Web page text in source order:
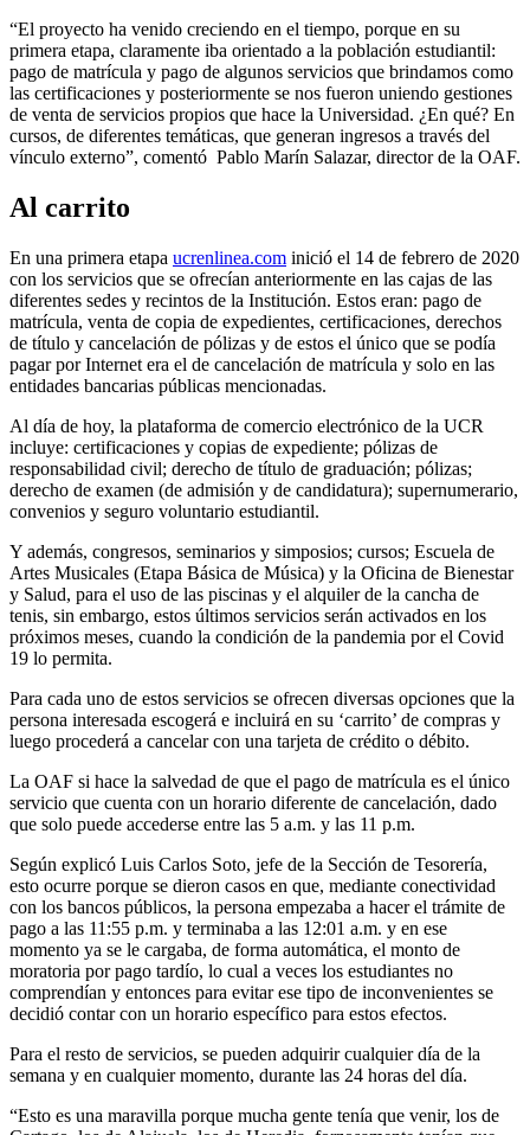
“El proyecto ha venido creciendo en el tiempo, porque en su
primera etapa, claramente iba orientado a la población estudiantil:
pago de matrícula y pago de algunos servicios que brindamos como
las certificaciones y posteriormente se nos fueron uniendo gestiones
de venta de servicios propios que hace la Universidad. ¿En qué? En
cursos, de diferentes temáticas, que generan ingresos a través del
vínculo externo”, comentó Pablo Marín Salazar, director de la OAF.
Al carrito
En una primera etapa ucrenlinea.com inició el 14 de febrero de 2020
con los servicios que se ofrecían anteriormente en las cajas de las
diferentes sedes y recintos de la Institución. Estos eran: pago de
matrícula, venta de copia de expedientes, certificaciones, derechos
de título y cancelación de pólizas y de estos el único que se podía
pagar por Internet era el de cancelación de matrícula y solo en las
entidades bancarias públicas mencionadas.
Al día de hoy, la plataforma de comercio electrónico de la UCR
incluye: certificaciones y copias de expediente; pólizas de
responsabilidad civil; derecho de título de graduación; pólizas;
derecho de examen (de admisión y de candidatura); supernumerario,
convenios y seguro voluntario estudiantil.
Y además, congresos, seminarios y simposios; cursos; Escuela de
Artes Musicales (Etapa Básica de Música) y la Oficina de Bienestar
y Salud, para el uso de las piscinas y el alquiler de la cancha de
tenis, sin embargo, estos últimos servicios serán activados en los
próximos meses, cuando la condición de la pandemia por el Covid
19 lo permita.
Para cada uno de estos servicios se ofrecen diversas opciones que la
persona interesada escogerá e incluirá en su ‘carrito’ de compras y
luego procederá a cancelar con una tarjeta de crédito o débito.
La OAF si hace la salvedad de que el pago de matrícula es el único
servicio que cuenta con un horario diferente de cancelación, dado
que solo puede accederse entre las 5 a.m. y las 11 p.m.
Según explicó Luis Carlos Soto, jefe de la Sección de Tesorería,
esto ocurre porque se dieron casos en que, mediante conectividad
con los bancos públicos, la persona empezaba a hacer el trámite de
pago a las 11:55 p.m. y terminaba a las 12:01 a.m. y en ese
momento ya se le cargaba, de forma automática, el monto de
moratoria por pago tardío, lo cual a veces los estudiantes no
comprendían y entonces para evitar ese tipo de inconvenientes se
decidió contar con un horario específico para estos efectos.
Para el resto de servicios, se pueden adquirir cualquier día de la
semana y en cualquier momento, durante las 24 horas del día.
“Esto es una maravilla porque mucha gente tenía que venir, los de